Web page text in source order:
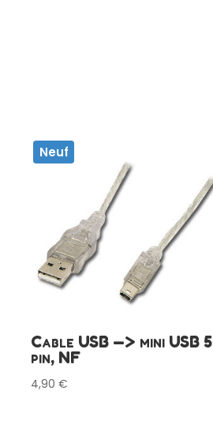
Neuf
Cable USB —> mini USB 5
pin, NF
4,90€